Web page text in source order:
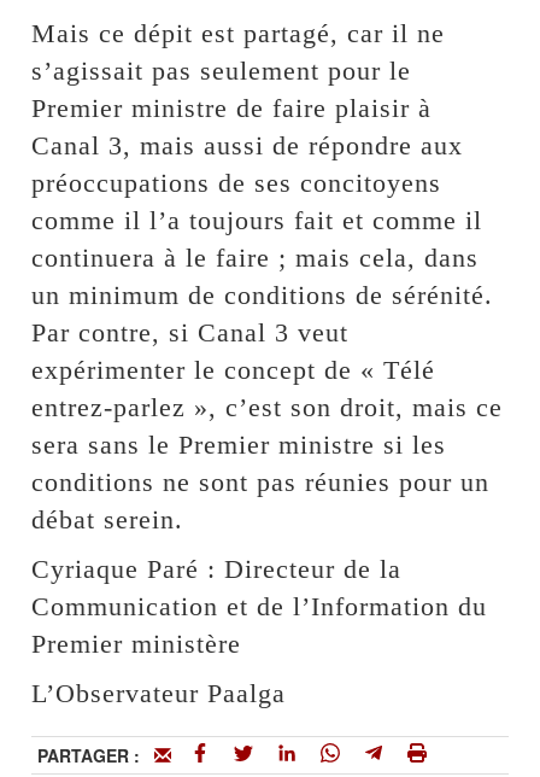
Mais ce dépit est partagé, car il ne
s’agissait pas seulement pour le
Premier ministre de faire plaisir à
Canal 3, mais aussi de répondre aux
préoccupations de ses concitoyens
comme il l’a toujours fait et comme il
continuera à le faire ; mais cela, dans
un minimum de conditions de sérénité.
Par contre, si Canal 3 veut
expérimenter le concept de « Télé
entrez-parlez », c’est son droit, mais ce
sera sans le Premier ministre si les
conditions ne sont pas réunies pour un
débat serein.
Cyriaque Paré : Directeur de la
Communication et de l’Information du
Premier ministère
L’Observateur Paalga
PARTAGER :